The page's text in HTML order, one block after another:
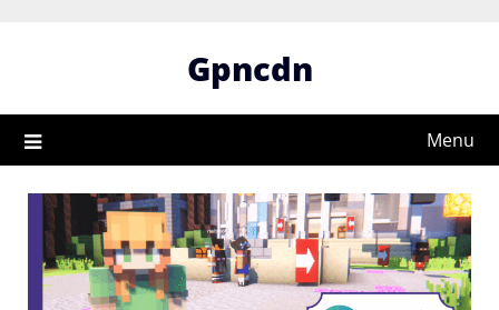
Gpncdn
Menu